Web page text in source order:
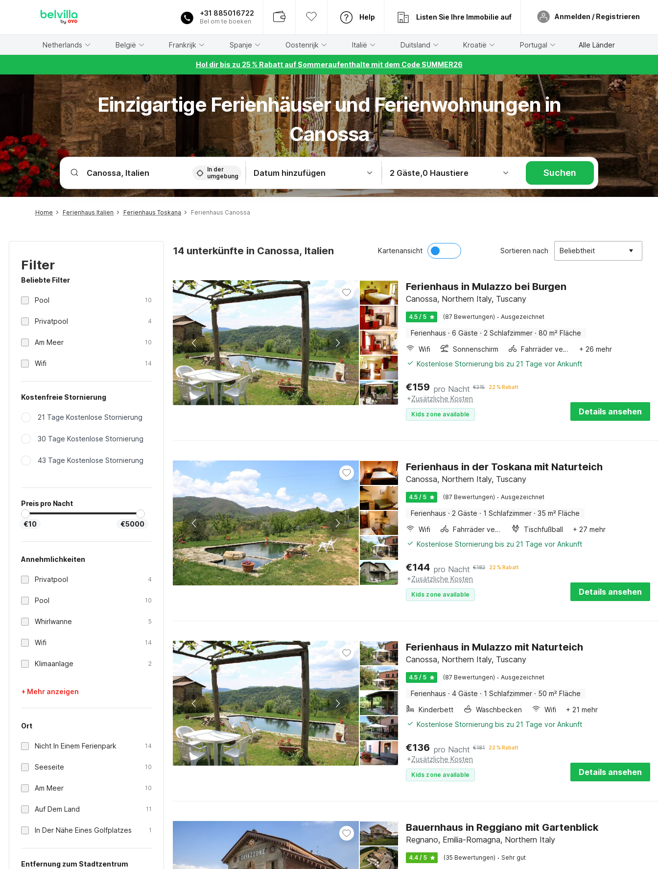
+31 885016722
Bel om te boeken
Help Listen Sie Ihre Immobilie auf Anmelden / Registrieren
Netherlands België Frankrijk Spanje Oostenrijk Italië Duitsland Kroatië Portugal Alle Länder
Hol dir bis zu 25 % Rabatt auf Sommeraufenthalte mit dem Code SUMMER26
Einzigartige Ferienhäuser und Ferienwohnungen in
Canossa
In der
umgebung
Datum hinzufügen 2 Gäste,0 Haustiere Suchen
Home Ferienhaus Italien Ferienhaus Toskana Ferienhaus Canossa
Filter
Beliebte Filter
Pool 10
Privatpool 4
Am Meer 10
Wifi 14
Kostenfreie Stornierung
21 Tage Kostenlose Stornierung
30 Tage Kostenlose Stornierung
43 Tage Kostenlose Stornierung
Preis pro Nacht
€10 €5000
Annehmlichkeiten
Privatpool 4
Pool 10
Whirlwanne 5
Wifi 14
Klimaanlage 2
+ Mehr anzeigen
Ort
Nicht In Einem Ferienpark 14
Seeseite 10
Am Meer 10
Auf Dem Land 11
In Der Nähe Eines Golfplatzes 1
Entfernung zum Stadtzentrum
14 unterkünfte in Canossa, Italien Kartenansicht Sortieren nach Beliebtheit
Ferienhaus in Mulazzo bei Burgen
Canossa, Northern Italy, Tuscany
4.5 / 5 (87 Bewertungen) · Ausgezeichnet
Ferienhaus · 6 Gäste · 2 Schlafzimmer · 80 m² Fläche
Wifi
Sonnenschirm Fahrräder verfügbar
+ 26 mehr
Kostenlose Stornierung bis zu 21 Tage vor Ankunft
€159 pro Nacht €215 22 % Rabatt
+Zusätzliche Kosten
Kids zone available Details ansehen
Ferienhaus in der Toskana mit Naturteich
Canossa, Northern Italy, Tuscany
4.5 / 5 (87 Bewertungen) · Ausgezeichnet
Ferienhaus · 2 Gäste · 1 Schlafzimmer · 35 m² Fläche
Wifi
Fahrräder verfügbar Tischfußball
+ 27 mehr
Kostenlose Stornierung bis zu 21 Tage vor Ankunft
€144 pro Nacht €182 22 % Rabatt
+Zusätzliche Kosten
Kids zone available Details ansehen
Ferienhaus in Mulazzo mit Naturteich
Canossa, Northern Italy, Tuscany
4.5 / 5 (87 Bewertungen) · Ausgezeichnet
Ferienhaus · 4 Gäste · 1 Schlafzimmer · 50 m² Fläche
Kinderbett
Waschbecken Wifi
+ 21 mehr
Kostenlose Stornierung bis zu 21 Tage vor Ankunft
€136 pro Nacht €181 22 % Rabatt
+Zusätzliche Kosten
Kids zone available Details ansehen
Bauernhaus in Reggiano mit Gartenblick
Regnano, Emilia-Romagna, Northern Italy
4.4 / 5 (35 Bewertungen) · Sehr gut